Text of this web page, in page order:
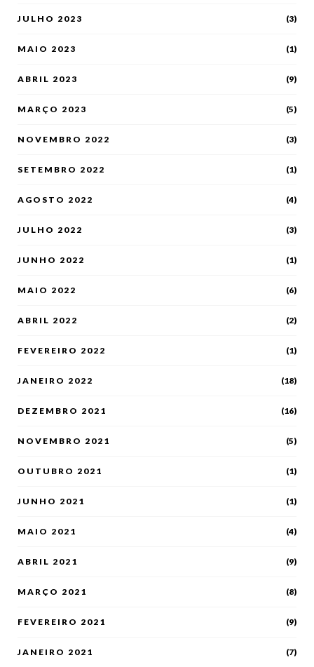
JULHO 2023 (3)
MAIO 2023 (1)
ABRIL 2023 (9)
MARÇO 2023 (5)
NOVEMBRO 2022 (3)
SETEMBRO 2022 (1)
AGOSTO 2022 (4)
JULHO 2022 (3)
JUNHO 2022 (1)
MAIO 2022 (6)
ABRIL 2022 (2)
FEVEREIRO 2022 (1)
JANEIRO 2022 (18)
DEZEMBRO 2021 (16)
NOVEMBRO 2021 (5)
OUTUBRO 2021 (1)
JUNHO 2021 (1)
MAIO 2021 (4)
ABRIL 2021 (9)
MARÇO 2021 (8)
FEVEREIRO 2021 (9)
JANEIRO 2021 (7)